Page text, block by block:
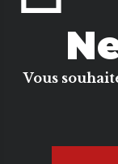
Vous